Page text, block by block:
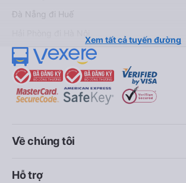
Đà Nẵng đi Huế
Xem tất cả tuyến đường
Về chúng tôi
Hỗ trợ